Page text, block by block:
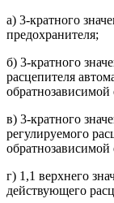
а) 3-кратного
предохранителя;
б) 3-кратного
расцепителя
обратнозависимой
в) 3-кратного
регулируемого
обратнозависимой
г) 1,1 верхнего
действующего